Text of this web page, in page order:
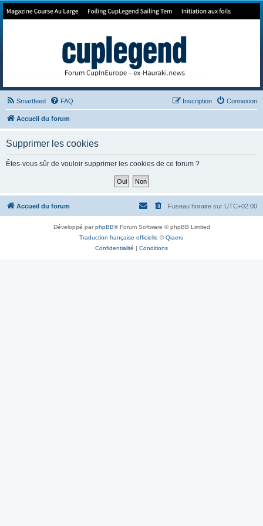
Forum de Cup In Europe
Smartfeed FAQ Connexion
Inscription
Accueil du forum
Supprimer les cookies
Êtes-vous sûr de vouloir supprimer les cookies de ce forum ?
Accueil du forum Fuseau horaire sur UTC+02:00
Développé parphpBB® Forum Software © phpBB Limited
Traduction française officielle ©Qiaeru
Confidentialité
Conditions